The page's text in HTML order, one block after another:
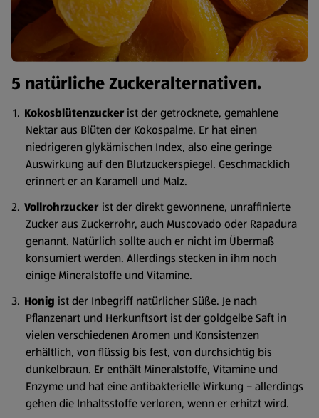
5 natürliche Zuckeralternativen.
Kokosblütenzucker ist der getrocknete, gemahlene
Nektar aus Blüten der Kokospalme. Er hat einen
niedrigeren glykämischen Index, also eine geringe
Auswirkung auf den Blutzuckerspiegel. Geschmacklich
erinnert er an Karamell und Malz.
Vollrohrzucker ist der direkt gewonnene, unraffinierte
Zucker aus Zuckerrohr, auch Muscovado oder Rapadura
genannt. Natürlich sollte auch er nicht im Übermaß
konsumiert werden. Allerdings stecken in ihm noch
einige Mineralstoffe und Vitamine.
Honig ist der Inbegriff natürlicher Süße. Je nach
Pflanzenart und Herkunftsort ist der goldgelbe Saft in
vielen verschiedenen Aromen und Konsistenzen
erhältlich, von flüssig bis fest, von durchsichtig bis
dunkelbraun. Er enthält Mineralstoffe, Vitamine und
Enzyme und hat eine antibakterielle Wirkung – allerdings
gehen die Inhaltsstoffe verloren, wenn er erhitzt wird.